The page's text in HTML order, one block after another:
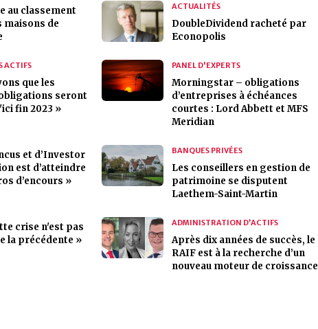
au classement
maisons de
ACTIFS
que les
seront
fin 2023 »
et d’Investor
est d’atteindre
d’encours »
crise n'est pas
la précédente »
ACTUALITÉS
DoubleDividend racheté par
Econopolis
PANEL D'EXPERTS
Morningstar – obligations
d’entreprises à échéances
courtes : Lord Abbett et MFS
Meridian
BANQUES PRIVÉES
Les conseillers en gestion de
patrimoine se disputent
Laethem-Saint-Martin
ADMINISTRATION D’ACTIFS
Après dix années de succès, le
RAIF est à la recherche d’un
nouveau moteur de croissance